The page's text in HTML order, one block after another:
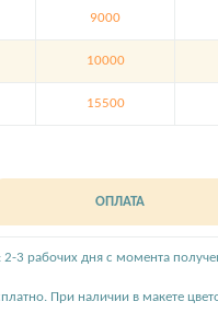
9000
10000
15500
ОПЛАТА
3 рабочих дня с момента
При наличии в макете